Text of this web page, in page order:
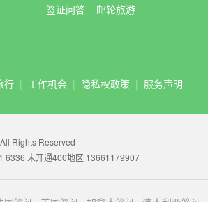
签证问答
邮轮旅游
行 | 工作机会 | 隐私权政策 | 服务声明
Rights Reserved
6336 未开通400地区 13661179907